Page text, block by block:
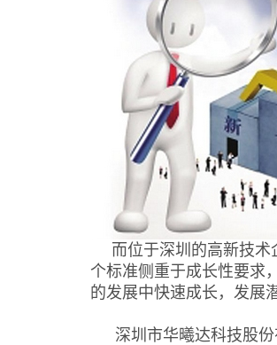
而位于深圳的高新技术
个标准侧重于成长性要求
的发展中快速成长，发展
深圳市华曦达科技股份